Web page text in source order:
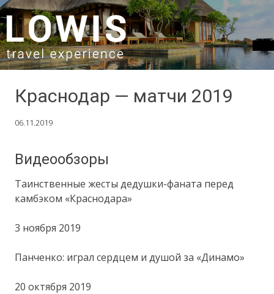
SKIP TO CONTENT
Краснодар — матчи 2019
06.11.2019
Видеообзоры
Таинственные жесты дедушки-фаната перед
камбэком «Краснодара»
3 ноября 2019
Панченко: играл сердцем и душой за «Динамо»
20 октября 2019